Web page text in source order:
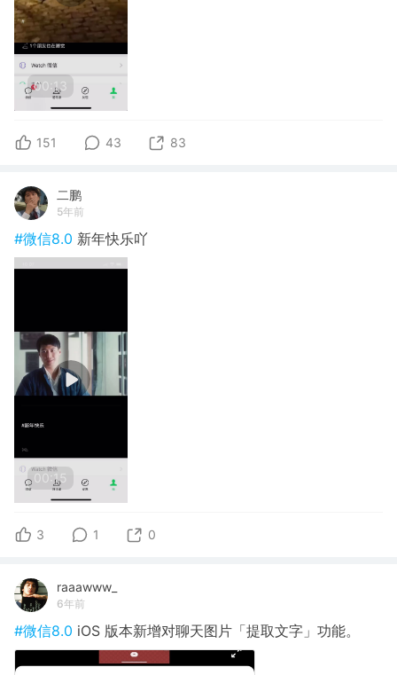
00:13
151 43 83
二鹏
5年前
#微信8.0 新年快乐吖
00:15
3 1 0
raaawww_
6年前
#微信8.0 iOS 版本新增对聊天图片「提取文字」功能。